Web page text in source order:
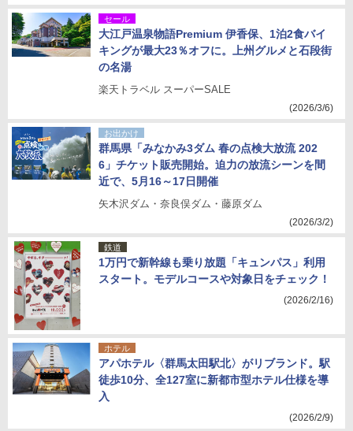
セール
大江戸温泉物語Premium 伊香保、1泊2食バイ
キングが最大23％オフに。上州グルメと石段街
の名湯
楽天トラベル スーパーSALE
(2026/3/6)
お出かけ
群馬県「みなかみ3ダム 春の点検大放流 202
6」チケット販売開始。迫力の放流シーンを間
近で、5月16～17日開催
矢木沢ダム・奈良俣ダム・藤原ダム
(2026/3/2)
鉄道
1万円で新幹線も乗り放題「キュンパス」利用
スタート。モデルコースや対象日をチェック！
(2026/2/16)
ホテル
アパホテル〈群馬太田駅北〉がリブランド。駅
徒歩10分、全127室に新都市型ホテル仕様を導
入
(2026/2/9)